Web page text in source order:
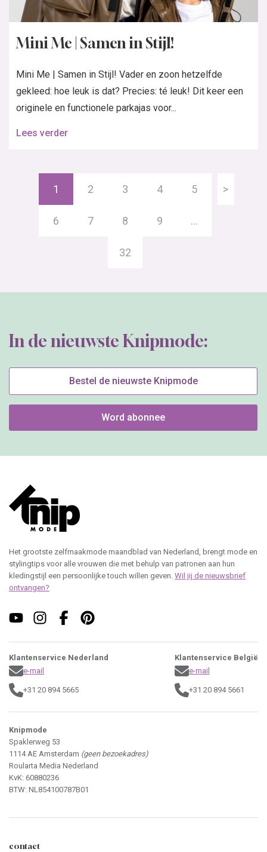
Mini Me | Samen in Stijl!
Mini Me | Samen in Stijl! Vader en zoon hetzelfde
gekleed: hoe leuk is dat? Precies: té leuk! Dit keer een
originele en functionele parkajas voor...
Lees verder
1 2 3 4 5
6 7 8 9 …
32
>
In de nieuwste Knipmode:
Bestel de nieuwste Knipmode
Word abonnee
Het grootste zelfmaakmode maandblad van Nederland, brengt mode en
stylingtips voor alle vrouwen die met behulp van patronen aan hun
kledingstijl een persoonlijke touch willen geven. Wil jij de nieuwsbrief
ontvangen?
Klantenservice Nederland
e-mail
+31 20 894 5665
Klantenservice België
e-mail
+31 20 894 5661
Knipmode
Spaklerweg 53
1114 AE Amsterdam (geen bezoekadres)
Roularta Media Nederland
KvK: 60880236
BTW: NL854100787B01
contact